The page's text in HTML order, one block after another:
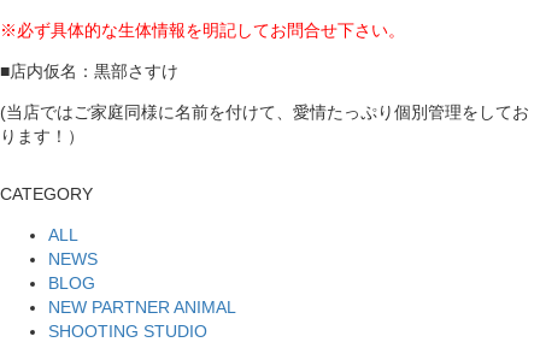
※必ず具体的な生体情報を明記してお問合せ下さい。
■店内仮名：黒部さすけ
(当店ではご家庭同様に名前を付けて、愛情たっぷり個別管理をしてお
ります！）
CATEGORY
ALL
NEWS
BLOG
NEW PARTNER ANIMAL
SHOOTING STUDIO